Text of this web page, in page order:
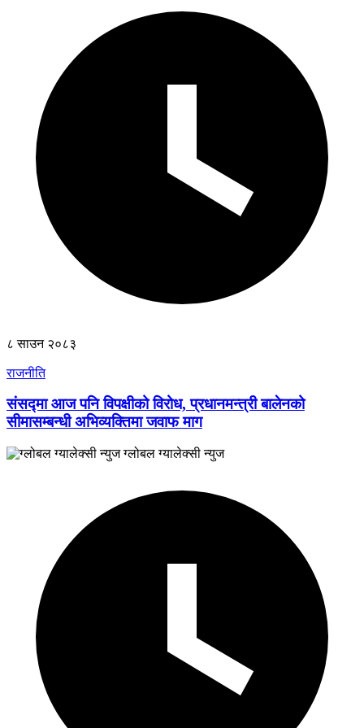
८ साउन २०८३
राजनीति
संसद्मा आज पनि विपक्षीको विरोध, प्रधानमन्त्री बालेनको
सीमासम्बन्धी अभिव्यक्तिमा जवाफ माग
ग्लोबल ग्यालेक्सी न्युज